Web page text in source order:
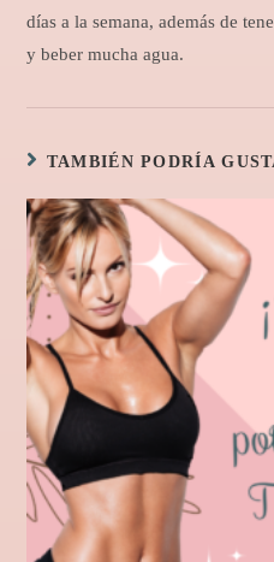
días a la semana, además de
y beber mucha agua.
TAMBIÉN PODRÍA